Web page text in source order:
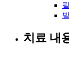
치료 내